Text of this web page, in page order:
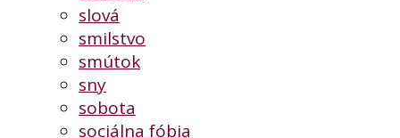
slová
smilstvo
smútok
sny
sobota
sociálna fóbia